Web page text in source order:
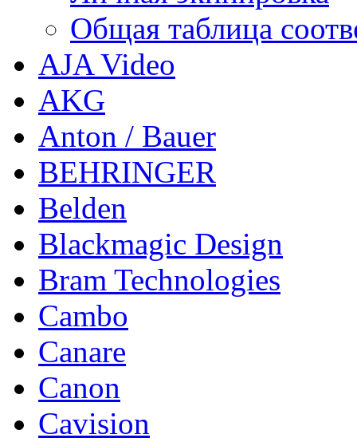
Общая таблица
AJA Video
AKG
Anton / Bauer
BEHRINGER
Belden
Blackmagic Design
Bram Technologies
Cambo
Canare
Canon
Cavision